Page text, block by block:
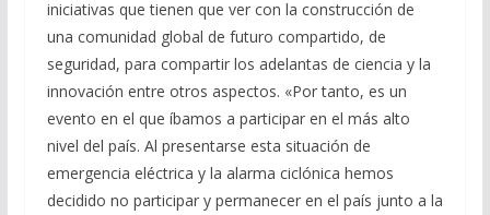
iniciativas que tienen que ver con la construcción de
una comunidad global de futuro compartido, de
seguridad, para compartir los adelantas de ciencia y la
innovación entre otros aspectos. «Por tanto, es un
evento en el que íbamos a participar en el más alto
nivel del país. Al presentarse esta situación de
emergencia eléctrica y la alarma ciclónica hemos
decidido no participar y permanecer en el país junto a la